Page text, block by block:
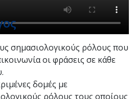
σημασιολογικούς ρόλους που
οι φράσεις σε κάθε
δομές με
ρόλους τους οποίους